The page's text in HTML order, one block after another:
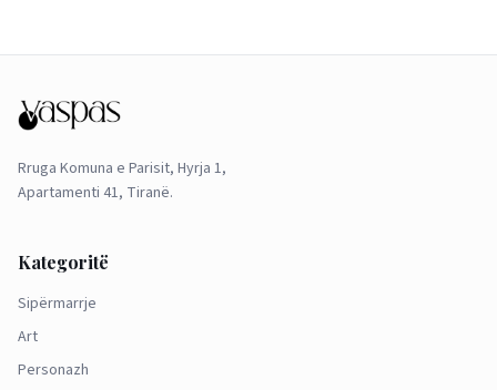
Rruga Komuna e Parisit, Hyrja 1,
Apartamenti 41, Tiranë.
Kategoritë
Sipërmarrje
Art
Personazh